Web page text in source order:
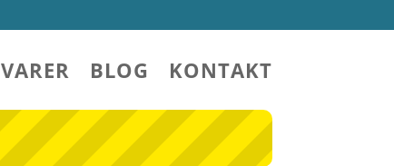
VARER BLOG KONTAKT